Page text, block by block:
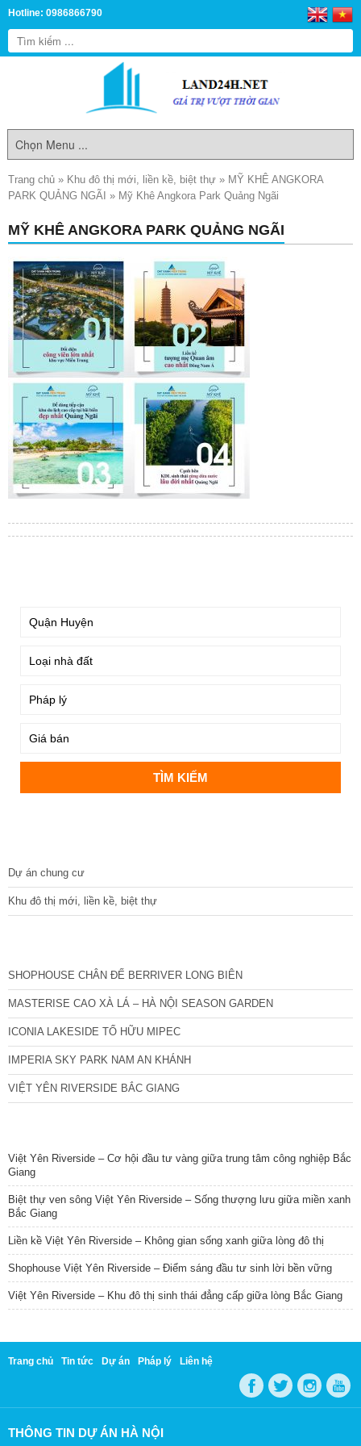
Hotline: 0986866790
Trang chủ » Khu đô thị mới, liền kề, biệt thự » MỸ KHÊ ANGKORA
PARK QUẢNG NGÃI » Mỹ Khê Angkora Park Quảng Ngãi
MỸ KHÊ ANGKORA PARK QUẢNG NGÃI
Dự án chung cư
Khu đô thị mới, liền kề, biệt thự
SHOPHOUSE CHÂN ĐẾ BERRIVER LONG BIÊN
MASTERISE CAO XÀ LÁ – HÀ NỘI SEASON GARDEN
ICONIA LAKESIDE TỐ HỮU MIPEC
IMPERIA SKY PARK NAM AN KHÁNH
VIỆT YÊN RIVERSIDE BẮC GIANG
Việt Yên Riverside – Cơ hội đầu tư vàng giữa trung tâm công nghiệp Bắc
Giang
Biệt thự ven sông Việt Yên Riverside – Sống thượng lưu giữa miền xanh
Bắc Giang
Liền kề Việt Yên Riverside – Không gian sống xanh giữa lòng đô thị
Shophouse Việt Yên Riverside – Điểm sáng đầu tư sinh lời bền vững
Việt Yên Riverside – Khu đô thị sinh thái đẳng cấp giữa lòng Bắc Giang
Trang chủ Tin tức Dự án Pháp lý Liên hệ
THÔNG TIN DỰ ÁN HÀ NỘI